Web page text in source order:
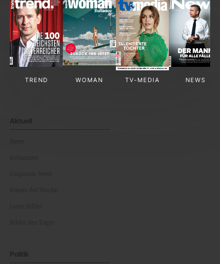
TREND WOMAN TV-MEDIA NEWS